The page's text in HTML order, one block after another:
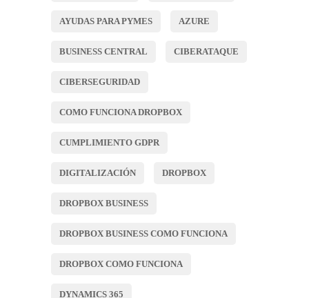
AYUDAS PARA PYMES AZURE
BUSINESS CENTRAL CIBERATAQUE
CIBERSEGURIDAD
COMO FUNCIONA DROPBOX
CUMPLIMIENTO GDPR
DIGITALIZACIÓN DROPBOX
DROPBOX BUSINESS
DROPBOX BUSINESS COMO FUNCIONA
DROPBOX COMO FUNCIONA
DYNAMICS 365